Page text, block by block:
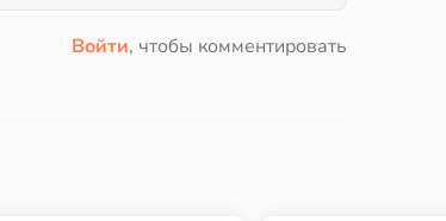
Войти, чтобы комментировать